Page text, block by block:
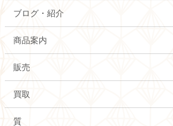
ブログ・紹介
商品案内
販売
買取
質